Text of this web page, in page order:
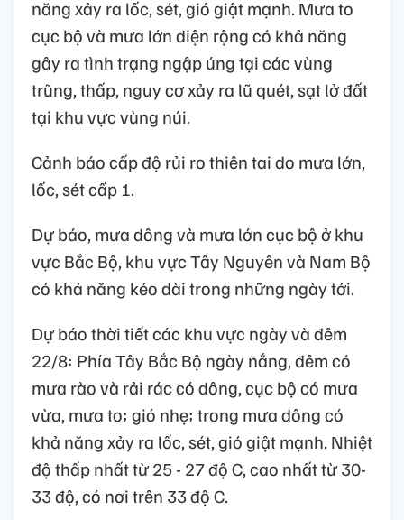
năng xảy ra lốc, sét, gió giật mạnh. Mưa to
cục bộ và mưa lớn diện rộng có khả năng
gây ra tình trạng ngập úng tại các vùng
trũng, thấp, nguy cơ xảy ra lũ quét, sạt lở đất
tại khu vực vùng núi.
Cảnh báo cấp độ rủi ro thiên tai do mưa lớn,
lốc, sét cấp 1.
Dự báo, mưa dông và mưa lớn cục bộ ở khu
vực Bắc Bộ, khu vực Tây Nguyên và Nam Bộ
có khả năng kéo dài trong những ngày tới.
Dự báo thời tiết các khu vực ngày và đêm
22/8: Phía Tây Bắc Bộ ngày nắng, đêm có
mưa rào và rải rác có dông, cục bộ có mưa
vừa, mưa to; gió nhẹ; trong mưa dông có
khả năng xảy ra lốc, sét, gió giật mạnh. Nhiệt
độ thấp nhất từ 25 - 27 độ C, cao nhất từ 30-
33 độ, có nơi trên 33 độ C.